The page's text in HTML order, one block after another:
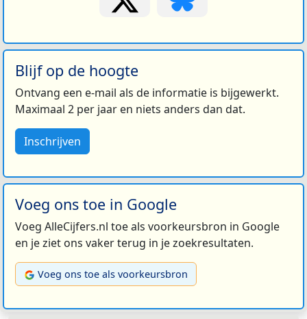
Blijf op de hoogte
Ontvang een e-mail als de informatie is bijgewerkt.
Maximaal 2 per jaar en niets anders dan dat.
Inschrijven
Voeg ons toe in Google
Voeg AlleCijfers.nl toe als voorkeursbron in Google
en je ziet ons vaker terug in je zoekresultaten.
Voeg ons toe als voorkeursbron